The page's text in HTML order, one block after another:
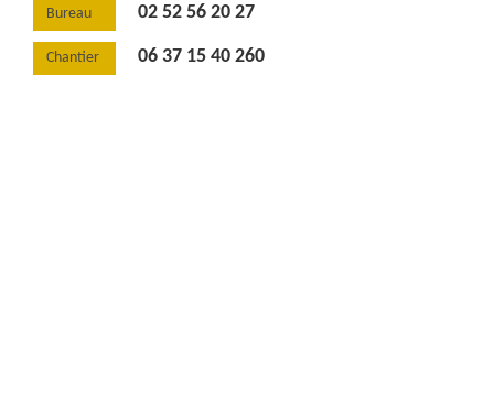
Bureau 02 52 56 20 27
Chantier 06 37 15 40 260